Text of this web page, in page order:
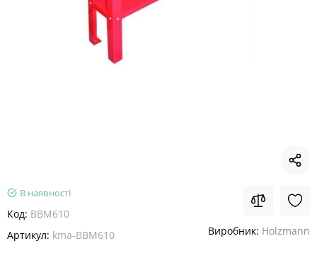
В наявності
Код: BBM610
Артикул: kma-BBM610 Виробник: Holzmann